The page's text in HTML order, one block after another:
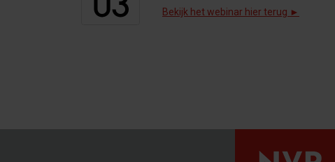
Bekijk het webinar hier terug ►